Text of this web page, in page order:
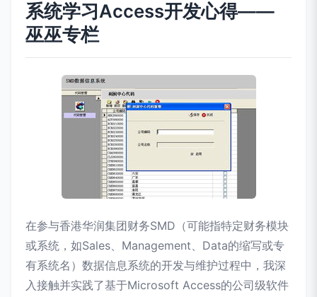
系统学习Access开发心得——
巫巫专栏
在参与香港华润集团财务SMD（可能指特定财务模块
或系统，如Sales、Management、Data的缩写或专
有系统名）数据信息系统的开发与维护过程中，我深
入接触并实践了基于Microsoft Access的公司级软件